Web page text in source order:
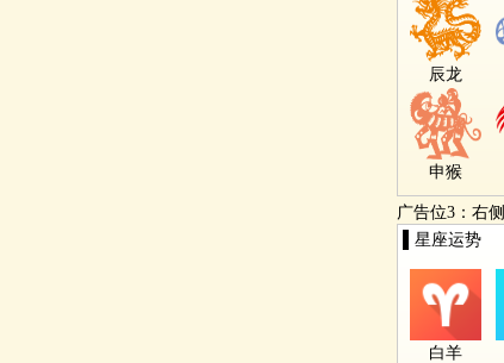
辰龙
申猴
广告位3：右
▌星座运势
白羊